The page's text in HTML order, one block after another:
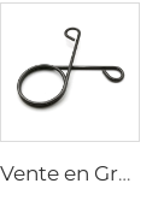
Vente en Gros Ressort à Cône Ajustable Double Spirale Fil Inoxydable Ressort à Torsion